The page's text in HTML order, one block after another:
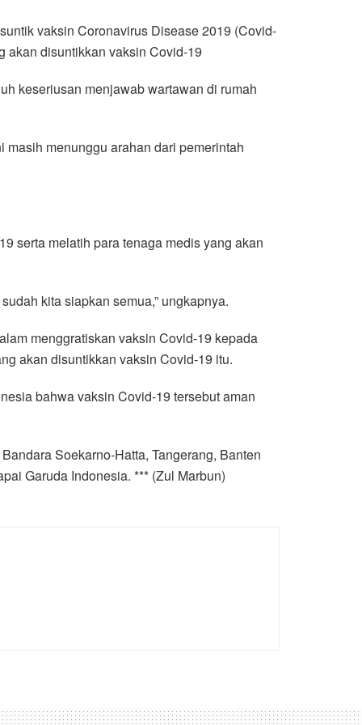
vaksin Coronavirus Disease 2019 (Covid-
akan disuntikkan vaksin Covid-19
keseriusan menjawab wartawan di rumah
menunggu arahan dari pemerintah
serta melatih para tenaga medis yang akan
kita siapkan semua,” ungkapnya.
menggratiskan vaksin Covid-19 kepada
akan disuntikkan vaksin Covid-19 itu.
bahwa vaksin Covid-19 tersebut aman
Soekarno-Hatta, Tangerang, Banten
Garuda Indonesia. *** (Zul Marbun)